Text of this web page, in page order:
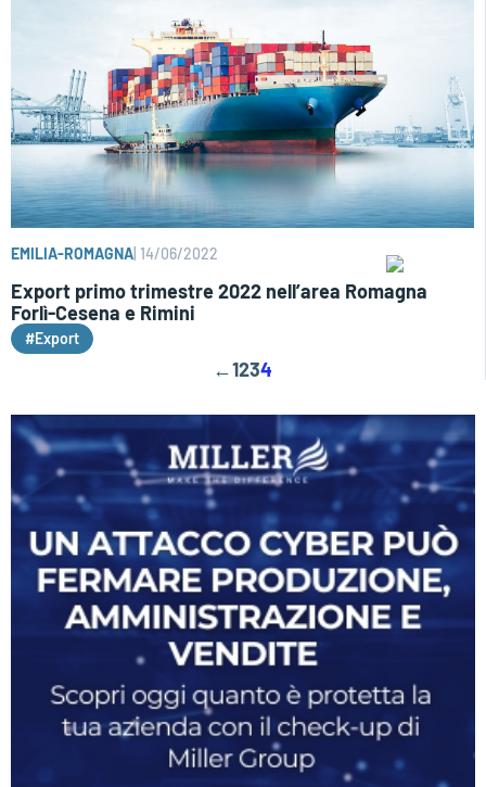
EMILIA-ROMAGNA 14/06/2022
Export primo trimestre 2022 nell’area Romagna
Forlì-Cesena e Rimini
#Export
←1234